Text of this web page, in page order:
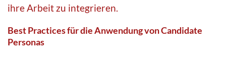
ihre Arbeit zu integrieren.
Best Practices für die Anwendung von Candidate
Personas